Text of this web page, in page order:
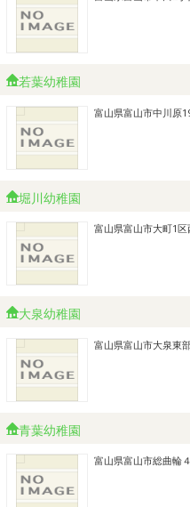
若葉幼稚園
富山県富山市中川原
堀川幼稚園
富山県富山市大町1区
大泉幼稚園
富山県富山市大泉東
青葉幼稚園
富山県富山市総曲輪